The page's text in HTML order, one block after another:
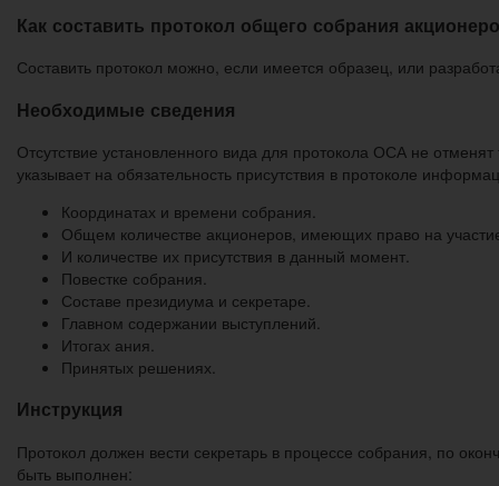
Как составить протокол общего собрания
Составить протокол можно, если имеется образец, или
Необходимые сведения
Отсутствие установленного вида для протокола ОСА не
указывает на обязательность присутствия в протоколе
Координатах и времени собрания.
Общем количестве акционеров, имеющих право на
И количестве их присутствия в данный момент.
Повестке собрания.
Составе президиума и секретаре.
Главном содержании выступлений.
Итогах ания.
Принятых решениях.
Инструкция
Протокол должен вести секретарь в процессе собрания, по
быть выполнен: